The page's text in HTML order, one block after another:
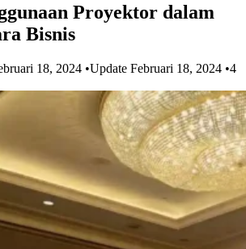
Proyektor dalam
Bisnis
18, 2024 •Update Februari 18, 2024 •4